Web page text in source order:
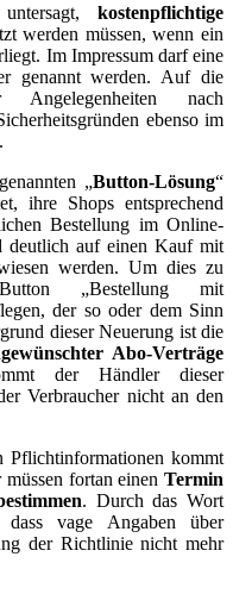
kostenpflichtige
werden müssen, wenn ein
Im Impressum darf eine
genannt werden. Auf die
nach
ebenso im
„Button-Lösung“
ihre Shops entsprechend
Bestellung im Online-
deutlich auf einen Kauf mit
werden. Um dies zu
„Bestellung mit
der so oder dem Sinn
dieser Neuerung ist die
Abo-Verträge
der Händler dieser
Verbraucher nicht an den
Pflichtinformationen kommt
fortan einen Termin
. Durch das Wort
vage Angaben über
der Richtlinie nicht mehr